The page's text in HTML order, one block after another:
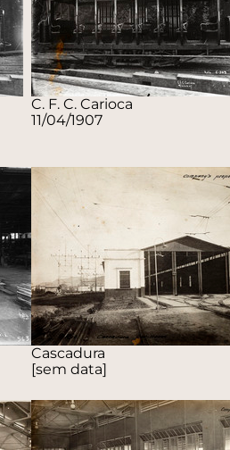
C. F. C. Carioca
11/04/1907
Cascadura
[sem data]